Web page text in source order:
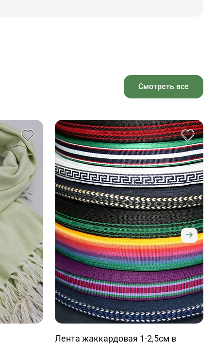
Смотреть все
Лента жаккардовая 1-2,5см в